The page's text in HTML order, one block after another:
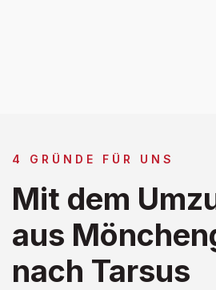
4 GRÜNDE FÜR UNS
Mit dem
aus
nach Tarsus